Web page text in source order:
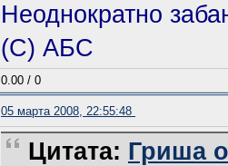
Неоднократно
(С) АБС
0.00 / 0
05 марта 2008, 22:55:48
Цитата: Гриша